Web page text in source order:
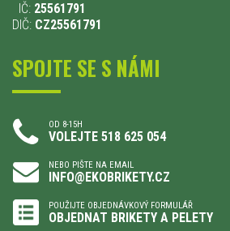
IČ: 25561791
DIČ: CZ25561791
SPOJTE SE S NÁMI
OD 8-15H
VOLEJTE 518 625 054
NEBO PIŠTE NA EMAIL
INFO@EKOBRIKETY.CZ
POUŽIJTE OBJEDNÁVKOVÝ FORMULÁŘ
OBJEDNAT BRIKETY A PELETY